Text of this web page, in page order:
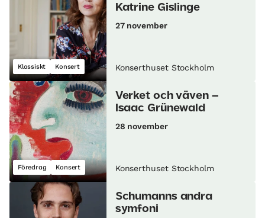
Klassiskt Konsert
Katrine Gislinge
27 november
Konserthuset Stockholm
Föredrag Konsert
Verket och väven –
Isaac Grünewald
28 november
Konserthuset Stockholm
Schumanns andra
symfoni